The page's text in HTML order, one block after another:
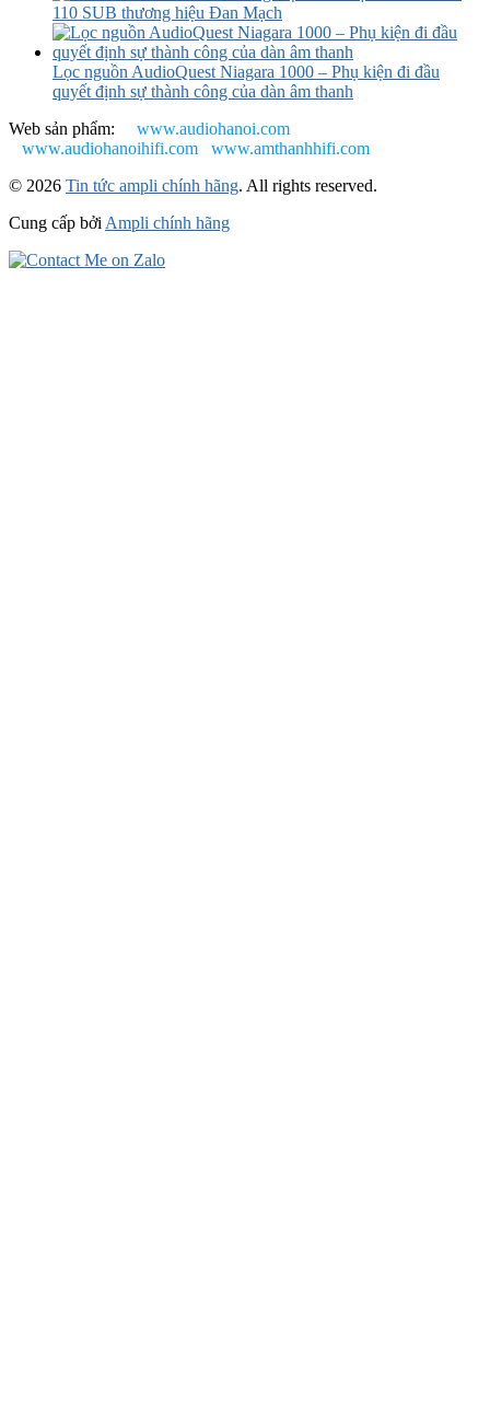
110 SUB thương hiệu Đan Mạch
Lọc nguồn AudioQuest Niagara 1000 – Phụ kiện đi đầu
quyết định sự thành công của dàn âm thanh
Web sản phẩm: www.audiohanoi.com
www.audiohanoihifi.com
www.amthanhhifi.com
© 2026 Tin tức ampli chính hãng. All rights reserved.
Cung cấp bởi Ampli chính hãng